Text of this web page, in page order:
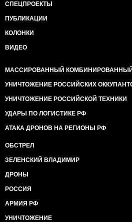
СПЕЦПРОЕКТЫ
ПУБЛИКАЦИИ
КОЛОНКИ
ВИДЕО
МАССИРОВАННЫЙ
УНИЧТОЖЕНИЕ РОССИЙСКИХ
УНИЧТОЖЕНИЕ РОССИЙСКОЙ ТЕХНИКИ
УДАРЫ ПО ЛОГИСТИКЕ РФ
АТАКА ДРОНОВ НА РЕГИОНЫ РФ
ОБСТРЕЛ
ЗЕЛЕНСКИЙ ВЛАДИМИР
ДРОНЫ
РОССИЯ
АРМИЯ РФ
УНИЧТОЖЕНИЕ